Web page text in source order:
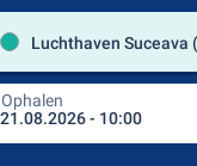
Luchthaven Suceava
Ophalen